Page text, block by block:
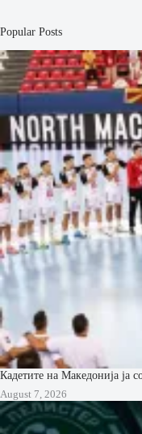
Popular Posts
Кадетите на Македонија ја
August 7, 2026